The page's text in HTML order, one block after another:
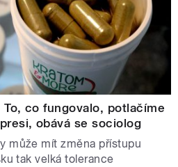
co fungovalo, potlačíme
obává se sociolog
může mít změna přístupu
tak velká tolerance